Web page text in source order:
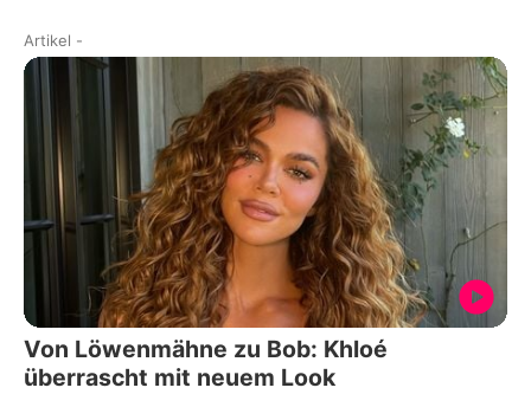
Artikel -
Von Löwenmähne zu Bob: Khloé
überrascht mit neuem Look